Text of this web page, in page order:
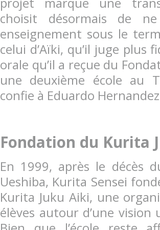
choisit désormais de
enseignement sous le
celui d’Aïki, qu’il juge plus
orale qu’il a reçue du
une deuxième école au
confie à Eduardo
Fondation du Kurita
En 1999, après le décès
Ueshiba, Kurita Sensei
Kurita Juku Aiki, une
élèves autour d’une